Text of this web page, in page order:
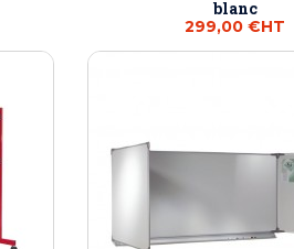
blanc
299,00 €HT